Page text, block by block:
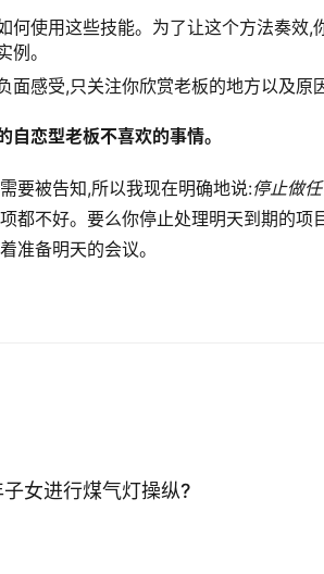
何使用这些技能。为了让这个方法奏效
。
面感受,只关注你欣赏老板的地方以及原因
恋型老板不喜欢的事情。
要被告知,所以我现在明确地说:停止做
都不好。要么你停止处理明天到期的
准备明天的会议。
女进行煤气灯操纵?